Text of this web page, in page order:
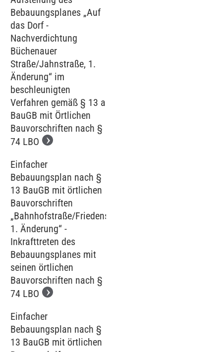
Bebauungsplanes „Auf
das Dorf -
Nachverdichtung
Büchenauer
Straße/Jahnstraße, 1.
Änderung“ im
beschleunigten
Verfahren gemäß § 13 a
BauGB mit Örtlichen
Bauvorschriften nach §
74 LBO
Einfacher
Bebauungsplan nach §
13 BauGB mit örtlichen
Bauvorschriften
„Bahnhofstraße/Friedenstraße,
1. Änderung“ -
Inkrafttreten des
Bebauungsplanes mit
seinen örtlichen
Bauvorschriften nach §
74 LBO
Einfacher
Bebauungsplan nach §
13 BauGB mit örtlichen